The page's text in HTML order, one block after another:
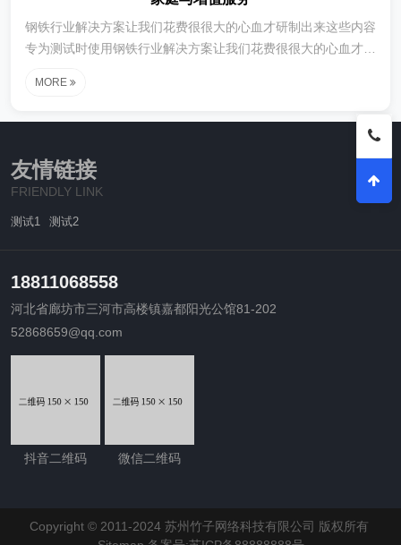
钢铁行业解决方案让我们花费很很大的心血才研制出来这些内容
专为测试时使用钢铁行业解决方案让我们花费很很大的心血才研
钢铁行业解决方案让我们花费很很大的心血才研制出来这些内容
专为测试时使用钢铁行业解决方案让我们花费很很大的心血才研
制出来这些内容专为测试时使用
MORE
友情链接
FRIENDLY LINK
测试1 测试2
18811068558
河北省廊坊市三河市高楼镇嘉都阳光公馆81-202
52868659@qq.com
抖音二维码 微信二维码
Copyright © 2011-2024 苏州竹子网络科技有限公司 版权所有